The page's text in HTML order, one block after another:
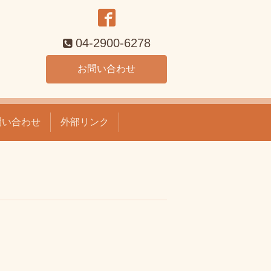
04-2900-6278
お問い合わせ
い合わせ 外部リンク